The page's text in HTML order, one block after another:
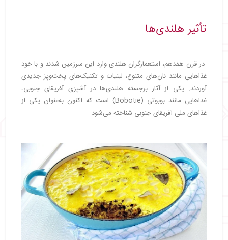
تأثیر هلندی‌ها
در قرن هفدهم، استعمارگران هلندی وارد این سرزمین شدند و با خود
غذاهایی مانند نان‌های متنوع، لبنیات و تکنیک‌های پخت‌وپز جدیدی
آوردند. یکی از آثار برجسته هلندی‌ها در آشپزی آفریقای جنوبی،
غذاهایی مانند بوبوتی (Bobotie) است که اکنون به‌عنوان یکی از
غذاهای ملی آفریقای جنوبی شناخته می‌شود.